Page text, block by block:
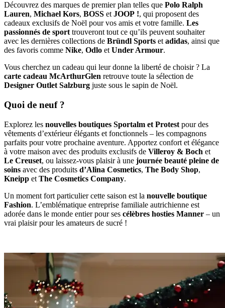
Découvrez des marques de premier plan telles que Polo Ralph
Lauren, Michael Kors, BOSS et JOOP !, qui proposent des
cadeaux exclusifs de Noël pour vos amis et votre famille. Les
passionnés de sport trouveront tout ce qu’ils peuvent souhaiter
avec les dernières collections de Bründl Sports et adidas, ainsi que
des favoris comme Nike, Odlo et Under Armour.
Vous cherchez un cadeau qui leur donne la liberté de choisir ? La
carte cadeau McArthurGlen retrouve toute la sélection de
Designer Outlet Salzburg juste sous le sapin de Noël.
Quoi de neuf ?
Explorez les nouvelles boutiques Sportalm et Protest pour des
vêtements d’extérieur élégants et fonctionnels – les compagnons
parfaits pour votre prochaine aventure. Apportez confort et élégance
à votre maison avec des produits exclusifs de Villeroy & Boch et
Le Creuset, ou laissez-vous plaisir à une journée beauté pleine de
soins avec des produits d’Alina Cosmetics, The Body Shop,
Kneipp et The Cosmetics Company.
Un moment fort particulier cette saison est la nouvelle boutique
Fashion. L’emblématique entreprise familiale autrichienne est
adorée dans le monde entier pour ses célèbres hosties Manner – un
vrai plaisir pour les amateurs de sucré !